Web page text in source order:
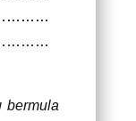
bermula